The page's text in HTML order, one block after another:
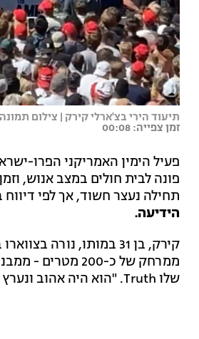
תיעוד הירי בצ'ארלי קירק | צילום
זמן צפייה: 00:08
פעיל הימין האמריקני הפרו-
פונה לבית חולים במצב אנוש,
תחילה נעצר חשוד, אך לפי דיווח
הידיעה.
קירק, בן 31 במותו,
ממרחק של כ-
שלו Truth. "הוא היה אהוב ונערץ על-ידי כולם, במיוחד על ידי, ועכשיו הוא כבר לא איתנו".